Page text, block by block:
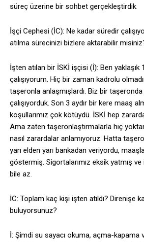
süreç üzerine bir sohbet gerçekleştirdik.
İşçi Cephesi (İC): Ne kadar süredir
atılma sürecinizi bizlere aktarabilir
İşten atılan bir İSKİ işçisi (İ): Ben yaklaşık
çalışıyorum. Hiç bir zaman kadrolu
taşeronla anlaşmışlardı. Biz bir
çalışıyorduk. Son 3 aydır bir kere maaş
koşullarımız çok kötüydü. İSKİ hep
Ama zaten taşeronlaştırmalarla hiç
nasıl zarardalar anlamıyoruz. Hatta
yarı elden yarı bankadan veriyordu,
göstermiş. Sigortalarımız eksik yatmış ve
bile az.
İC: Toplam kaç kişi işten atıldı? Direnişe
buluyorsunuz?
İ: Şimdi su sayacı okuma, açma-kapama